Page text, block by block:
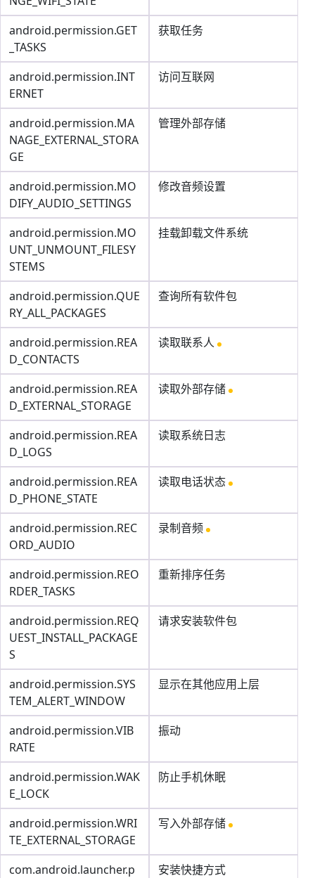
android.permission.GET
_TASKS
获取任务
android.permission.INT
ERNET
访问互联网
android.permission.MA
NAGE_EXTERNAL_STORA
GE
管理外部存储
android.permission.MO
DIFY_AUDIO_SETTINGS
修改音频设置
android.permission.MO
UNT_UNMOUNT_FILESY
STEMS
挂载卸载文件系统
android.permission.QUE
RY_ALL_PACKAGES
查询所有软件包
android.permission.REA
D_CONTACTS
读取联系人
android.permission.REA
D_EXTERNAL_STORAGE
读取外部存储
android.permission.REA
D_LOGS
读取系统日志
android.permission.REA
D_PHONE_STATE
读取电话状态
android.permission.REC
ORD_AUDIO
录制音频
android.permission.REO
RDER_TASKS
重新排序任务
android.permission.REQ
UEST_INSTALL_PACKAGE
S
请求安装软件包
android.permission.SYS
TEM_ALERT_WINDOW
显示在其他应用上层
android.permission.VIB
RATE
振动
android.permission.WAK
E_LOCK
防止手机休眠
android.permission.WRI
TE_EXTERNAL_STORAGE
写入外部存储
com.android.launcher.p
安装快捷方式